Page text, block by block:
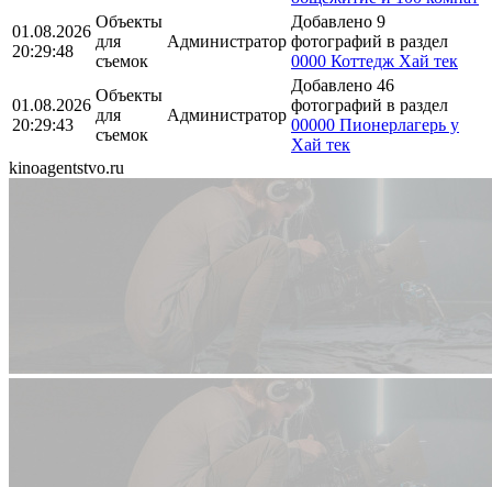
01.08.2026
20:29:48
Объекты
для
съемок
Администратор
Добавлено 9
фотографий в раздел
0000 Коттедж Хай тек
01.08.2026
20:29:43
Объекты
для
съемок
Администратор
Добавлено 46
фотографий в раздел
00000 Пионерлагерь у
Хай тек
kinoagentstvo.ru